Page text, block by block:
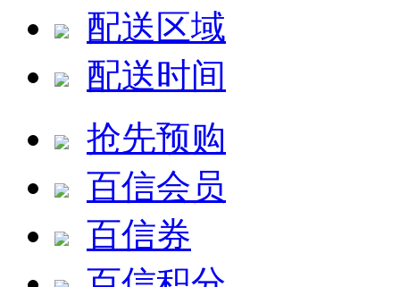
配送区域
配送时间
抢先预购
百信会员
百信券